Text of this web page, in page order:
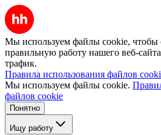
Мы используем файлы cookie, чтобы
правильную работу нашего веб-
трафик.
Правила использования файлов
Мы используем файлы cookie.
файлов cookie
Понятно
Ищу работу